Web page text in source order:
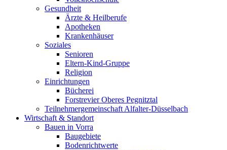
Gesundheit
Ärzte & Heilberufe
Apotheken
Krankenhäuser
Soziales
Senioren
Eltern-Kind-Gruppe
Religion
Einrichtungen
Bücherei
Forstrevier Oberes Pegnitztal
Teilnehmergemeinschaft Alfalter-Düsselbach
Wirtschaft & Standort
Bauen in Vorra
Baugebiete
Bodenrichtwerte